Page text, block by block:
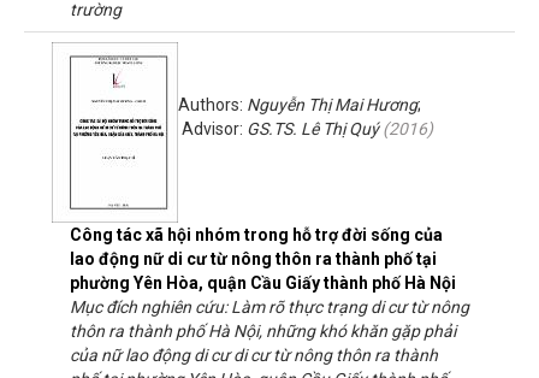
trường
Công tác xã hội nhóm trong hỗ trợ đời sống của
lao động nữ di cư từ nông thôn ra thành phố tại
phường Yên Hòa, quận Cầu Giấy thành phố Hà Nội
Authors: Nguyễn Thị Mai Hương;
Advisor: GS.TS. Lê Thị Quý(2016)
Mục đích nghiên cứu: Làm rõ thực trạng di cư từ nông
thôn ra thành phố Hà Nội, những khó khăn gặp phải
của nữ lao động di cư di cư từ nông thôn ra thành